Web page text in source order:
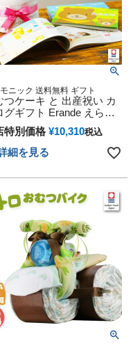
ニック 送料無料 ギフト
つケーキ と 出産祝い カ
グギフト Erande えらん
くわく セット 思い出 赤
ん 子供 出産 マタニティ
ト パパ ママ ベイビー お
ん お母さん クリスマス
ト 人気 端午の節句 ひな
男の子 女の子
特別価格 ¥10,310税込
細を見る